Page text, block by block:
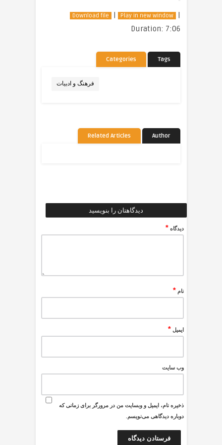
Download file | Play in new window
|
Duration: 7:06
Categories Tags
فرهنگ و ادبیات
Related Articles Author
دیدگاهتان را بنویسید
دیدگاه*
نام*
ایمیل*
وب‌ سایت
ذخیره نام، ایمیل و وبسایت من در مرورگر برای زمانی که
دوباره دیدگاهی می‌نویسم.